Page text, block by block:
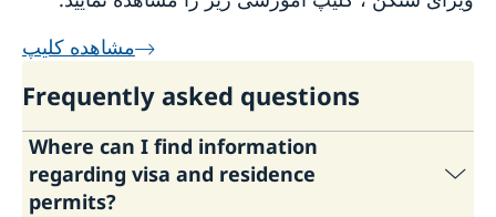
مشاهده کلیپ
Frequently asked questions
Where can I find information
regarding visa and residence
permits?